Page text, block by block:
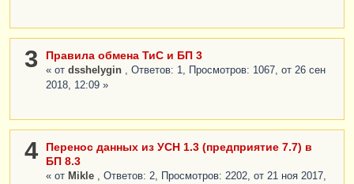
3 Правила обмена ТиС и БП 3
« от dsshelygin
, Ответов: 1, Просмотров: 1067, от 26 сен
2018, 12:09 »
4
Перенос данных из УСН 1.3 (предприятие 7.7) в
БП 8.3
« от Mikle
, Ответов: 2, Просмотров: 2202, от 21 ноя 2017,